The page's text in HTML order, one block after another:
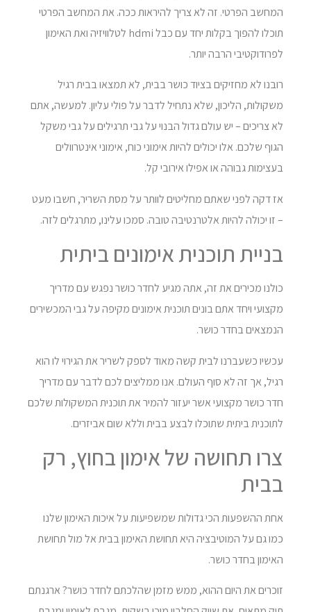
המחשב הפרטי. זה לא צריך להיראות ככה. את המחשב הפרטי
תוכלו להפוך בקלות יחד עם כבל hdmi לטלוויזיה ואת האימון
לפרודוקטיבי הרבה יותר.
רובנו לא מחזיקים בציוד כושר בבית, לא תמצאו בבית רגיל
משקולות, הליכון, שלא נתחיל לדבר על פולי עליון. למעשה, אתם
לא צריכים – יש עולם גדול הבנוי על גבי תרגילים על גבי משקל
הגוף שלכם. אלו יכולים להיות אימוני כוח, אימוני אינטרוולים
בעצימות גבוהה או אפילו אירובי קל.
אז דקה לפני שאתם מחליטים לוותר על מסת השריר, חשבו מעט
– זו יכולה להיות אלטרנטיבה טובה. סמכו עלינו, מתרגלים לזה.
בניית תוכנית אימונים ביתית
כולנו מכירים את זה, אתה מגיע לחדר כושר נפגש עם מדריך
מקצועי ויחד אתם בונים תוכנית אימונים מקיפה על גבי המכשירים
הנמצאים בחדר כושר.
עכשיו כשעברנו לבית קשה מאוד לספק לשריר את הגירוי לו הוא
רגיל, אך זה לא סוף העולם. אנו ממליצים לכם לדבר עם מדריך
חדר כושר מקצועי אשר יעזור להמיר את תוכנית המשקולות שלכם
לתוכנית ביתית שתוכלו לבצע בבית וללא שום אביזרים.
צרו תחושה של אימון בחוץ, רק
בבית
אחת ההשפעות הכי גדולות שמשפיעות על איכות האימון שלנו
כמו גם על המוטיבציה היא תחושת האימון בבית אל מול תחושת
האימון בחדר כושר.
זוכרים את היום ההוא, ממש מזמן שהלכתם לחדר כושר? ארגנתם